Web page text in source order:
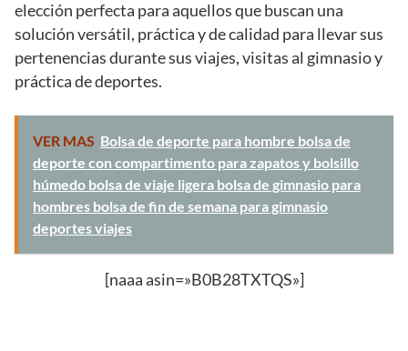
elección perfecta para aquellos que buscan una
solución versátil, práctica y de calidad para llevar sus
pertenencias durante sus viajes, visitas al gimnasio y
práctica de deportes.
VER MAS Bolsa de deporte para hombre bolsa de
deporte con compartimento para zapatos y bolsillo
húmedo bolsa de viaje ligera bolsa de gimnasio para
hombres bolsa de fin de semana para gimnasio
deportes viajes
[naaa asin=»B0B28TXTQS»]